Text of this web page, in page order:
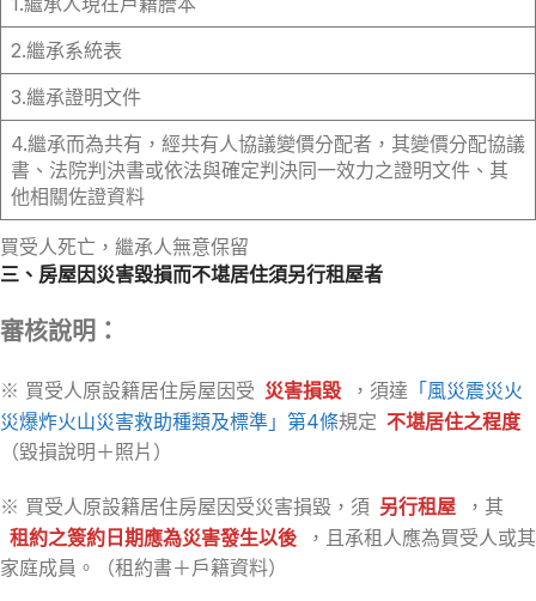
2.繼承系統表
3.繼承證明文件
4.繼承而為共有，經共有人協議變價分配者，其變價分配協議
書、法院判決書或依法與確定判決同一效力之證明文件、其
他相關佐證資料
買受人死亡，繼承人無意保留
三、房屋因災害毀損而不堪居住須另行租屋者
審核說明：
※ 買受人原設籍居住房屋因受 災害損毀 ，須達 「風災震災火
災爆炸火山災害救助種類及標準」第4條規定 不堪居住之程度
（毀損說明＋照片）
※ 買受人原設籍居住房屋因受災害損毀，須 另行租屋
，其
租約之簽約日期應為災害發生以後
，且承租人應為買受人或其
家庭成員。（租約書＋戶籍資料）